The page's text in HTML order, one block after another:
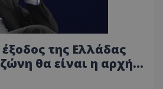
της Ελλάδας
θα είναι η αρχή
το ευρω